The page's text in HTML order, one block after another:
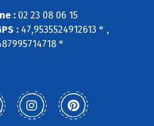
:02 23 08 06 15
:47,9535524912613 ° ,
°